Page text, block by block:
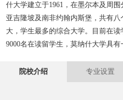
什大学建立于1961，在墨尔本及周
亚吉隆坡及南非约翰内斯堡，共有
大，学生最多的综合大学。目前在
9000名在读留学生，莫纳什大学具
院校介绍 专业设置